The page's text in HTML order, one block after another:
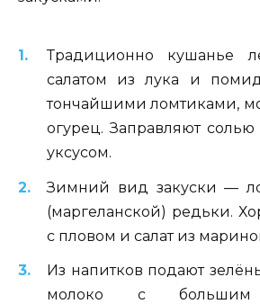
Традиционно кушанье
салатом из лука и
тончайшими ломтиками,
огурец. Заправляют
уксусом.
Зимний вид закуски —
(маргеланской) редьки.
с пловом и салат из
Из напитков подают
молоко с большим